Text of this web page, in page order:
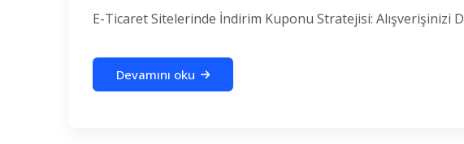
E-Ticaret Sitelerinde İndirim Kuponu Stratejisi: Alışverişinizi
Devamını oku